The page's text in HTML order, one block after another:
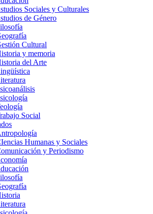
Sociales y Culturales
de Género
Cultural
y memoria
del Arte
Social
Humanas y Sociales
y Periodismo